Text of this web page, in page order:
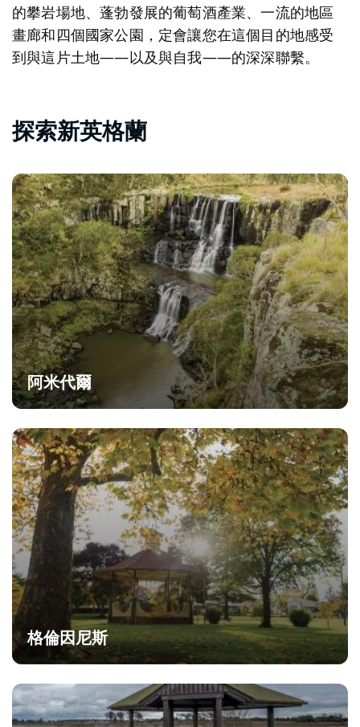
的攀岩場地、蓬勃發展的葡萄酒產業、一流的地區
畫廊和四個國家公園，定會讓您在這個目的地感受
到與這片土地——以及與自我——的深深聯繫。
探索新英格蘭
阿米代爾
格倫因尼斯